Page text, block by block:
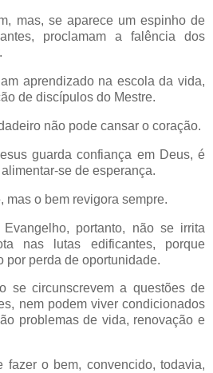
mas, se aparece um espinho de
proclamam a falência dos
aprendizado na escola da vida,
de discípulos do Mestre.
não pode cansar o coração.
guarda confiança em Deus, é
se de esperança.
mas o bem revigora sempre.
portanto, não se irrita
nas lutas edificantes, porque
por perda de oportunidade.
se circunscrevem a questões de
nem podem viver condicionados
problemas de vida, renovação e
fazer o bem, convencido, todavia,